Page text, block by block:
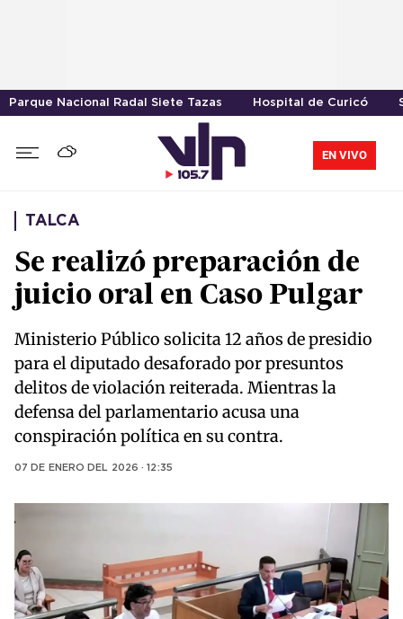
Parque Nacional Radal Siete Tazas Hospital de Curicó
EN VIVO
TALCA
Se realizó preparación de
juicio oral en Caso Pulgar
Ministerio Público solicita 12 años de presidio
para el diputado desaforado por presuntos
delitos de violación reiterada. Mientras la
defensa del parlamentario acusa una
conspiración política en su contra.
07 DE ENERO DEL 2026 · 12:35